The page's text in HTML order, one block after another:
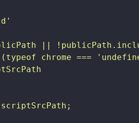
||
chrome ===